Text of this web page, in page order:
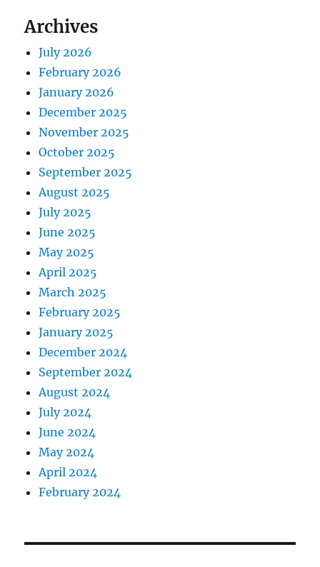
Archives
July 2026
February 2026
January 2026
December 2025
November 2025
October 2025
September 2025
August 2025
July 2025
June 2025
May 2025
April 2025
March 2025
February 2025
January 2025
December 2024
September 2024
August 2024
July 2024
June 2024
May 2024
April 2024
February 2024